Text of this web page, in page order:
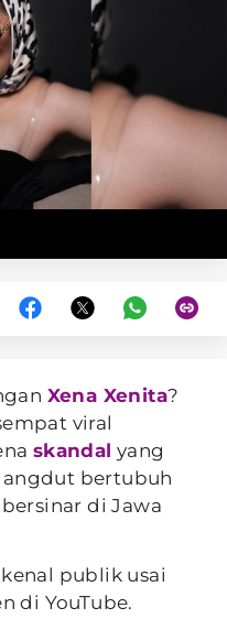
Xena Xenita?
viral
skandal yang
bertubuh
di Jawa
publik usai
di YouTube.